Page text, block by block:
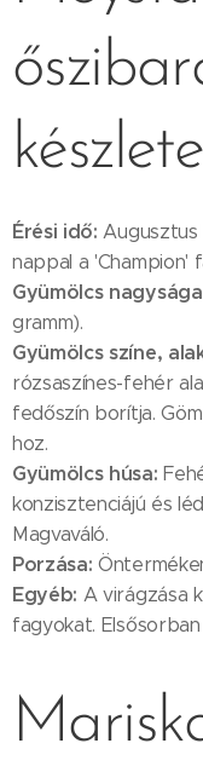
Érési idő:Augusztus
nappal a 'Champion'
Gyümölcs
gramm).
Gyümölcs színe,
rózsaszínes-fehér
fedőszín borítja.
hoz.
Gyümölcs húsa:
konzisztenciájú és
Magvaváló.
Porzása:
Egyéb: A virágzása
fagyokat.